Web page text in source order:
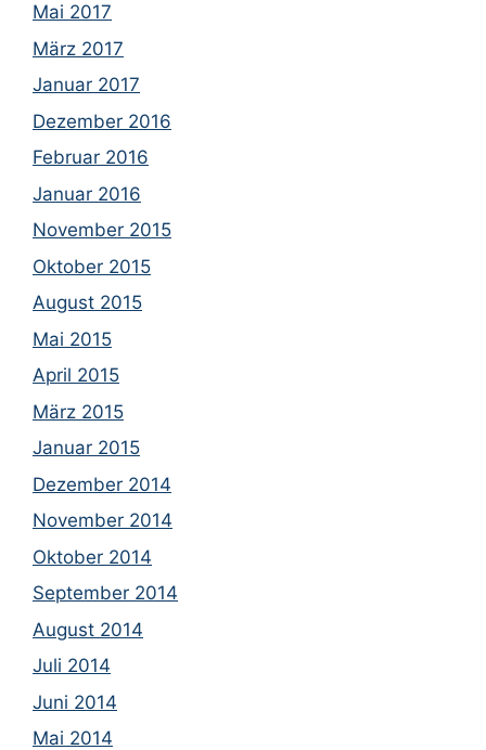
Mai 2017
März 2017
Januar 2017
Dezember 2016
Februar 2016
Januar 2016
November 2015
Oktober 2015
August 2015
Mai 2015
April 2015
März 2015
Januar 2015
Dezember 2014
November 2014
Oktober 2014
September 2014
August 2014
Juli 2014
Juni 2014
Mai 2014